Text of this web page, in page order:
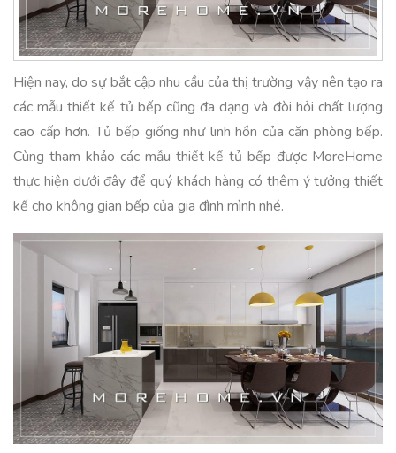
Hiện nay, do sự bắt cập nhu cầu của thị trường vậy nên tạo ra
các mẫu thiết kế tủ bếp cũng đa dạng và đòi hỏi chất lượng
cao cấp hơn. Tủ bếp giống như linh hồn của căn phòng bếp.
Cùng tham khảo các mẫu thiết kế tủ bếp được MoreHome
thực hiện dưới đây để quý khách hàng có thêm ý tưởng thiết
kế cho không gian bếp của gia đình mình nhé.